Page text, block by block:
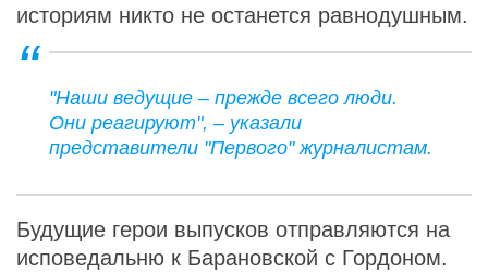
историям никто не останется равнодушным.
"Наши ведущие – прежде всего люди.
Они реагируют", – указали
представители "Первого" журналистам.
Будущие герои выпусков отправляются на
исповедальню к Барановской с Гордоном.